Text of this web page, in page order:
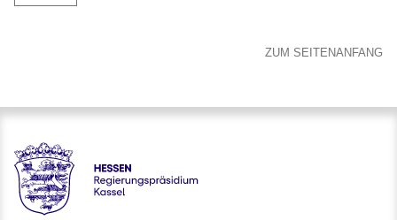
ZUM SEITENANFANG
Hessen - Regierungspräsidium Kassel